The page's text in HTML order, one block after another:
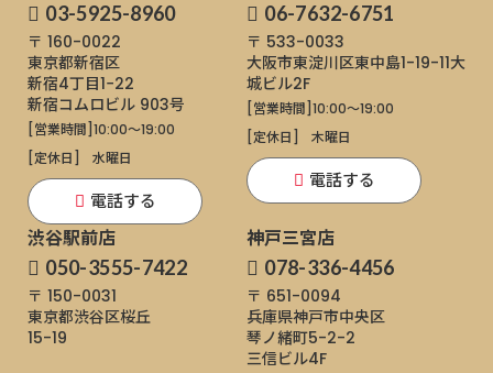
03-5925-8960
〒 160-0022
東京都新宿区
新宿4丁目1−22
新宿コムロビル 903号
[営業時間] 10:00～19:00
[定休日]
水曜日
電話する
06-7632-6751
〒 533-0033
大阪市東淀川区東中島1-19-11大
城ビル2F
[営業時間] 10:00～19:00
[定休日]
木曜日
電話する
渋谷駅前店
050-3555-7422
〒 150-0031
東京都渋谷区桜丘
15-19
神戸三宮店
078-336-4456
〒 651-0094
兵庫県神戸市中央区
琴ノ緒町5-2-2
三信ビル4F